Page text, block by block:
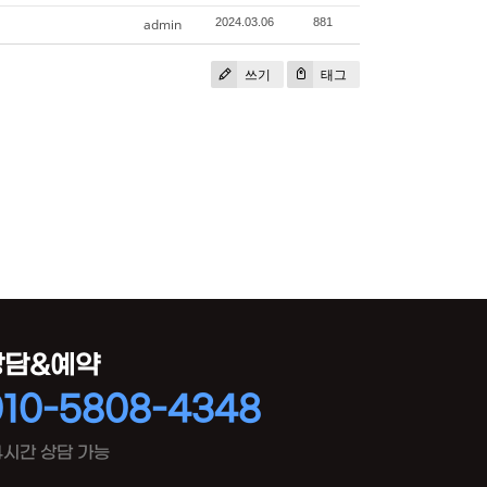
admin 2024.03.06 881
쓰기 태그
&예약
5808-4348
간 상담 가능